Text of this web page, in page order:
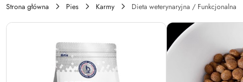
Strona główna Pies Karmy
Dieta weterynaryjna / Funkcjonalna